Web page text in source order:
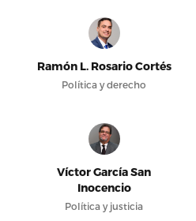
Ramón L. Rosario Cortés
Política y derecho
Víctor García San
Inocencio
Política y justicia